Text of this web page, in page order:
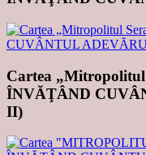
Cartea
ÎNVĂŢÂND
II)